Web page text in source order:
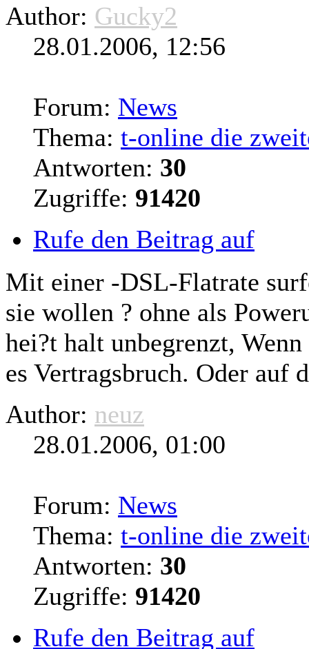
Author: Gucky2
28.01.2006, 12:56
Forum: News
Thema: t-online die
Antworten: 30
Zugriffe: 91420
Rufe den Beitrag auf
Mit einer -DSL-Flatrate
sie wollen ? ohne als
hei?t halt unbegrenzt,
es Vertragsbruch. Oder auf
Author: neuz
28.01.2006, 01:00
Forum: News
Thema: t-online die
Antworten: 30
Zugriffe: 91420
Rufe den Beitrag auf